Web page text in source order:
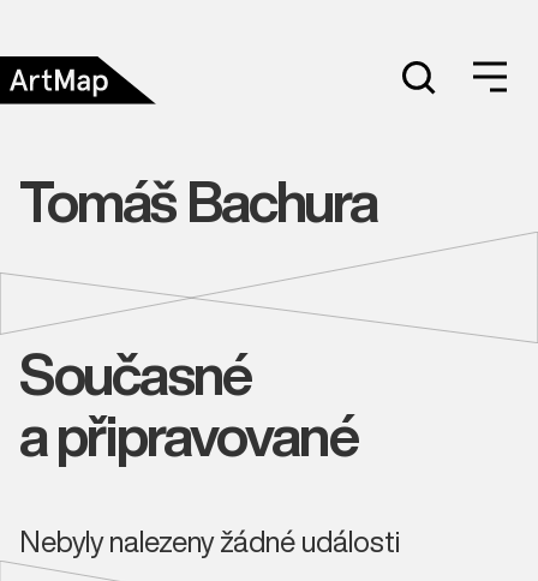
Tomáš Bachura
Současné
a připravované
Nebyly nalezeny žádné události